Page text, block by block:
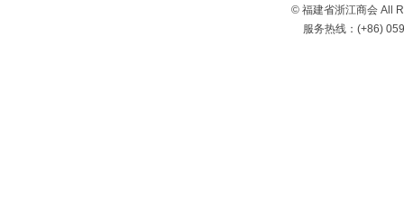
© 福建省浙江商会 All
服务热线：(+86)